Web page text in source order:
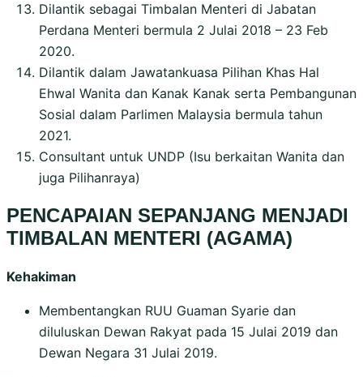
Dilantik sebagai Timbalan Menteri di Jabatan
Perdana Menteri bermula 2 Julai 2018 – 23 Feb
2020.
Dilantik dalam Jawatankuasa Pilihan Khas Hal
Ehwal Wanita dan Kanak Kanak serta Pembangunan
Sosial dalam Parlimen Malaysia bermula tahun
2021.
Consultant untuk UNDP (Isu berkaitan Wanita dan
juga Pilihanraya)
PENCAPAIAN SEPANJANG MENJADI
TIMBALAN MENTERI (AGAMA)
Kehakiman
Membentangkan RUU Guaman Syarie dan
diluluskan Dewan Rakyat pada 15 Julai 2019 dan
Dewan Negara 31 Julai 2019.